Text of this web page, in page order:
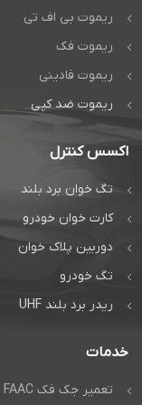
است
راهبند و درب
اتوماتیک دژآک
تماس بگیرید:
واتس‌اپ
ریموت بی اف تی
ریموت فک
ریموت فادینی
ریموت ضد کپی
اکسس کنترل
تگ خوان برد بلند
کارت خوان خودرو
دوربین پلاک خوان
تگ خودرو
ریدر برد بلند UHF
خدمات
تعمیر جک فک FAAC